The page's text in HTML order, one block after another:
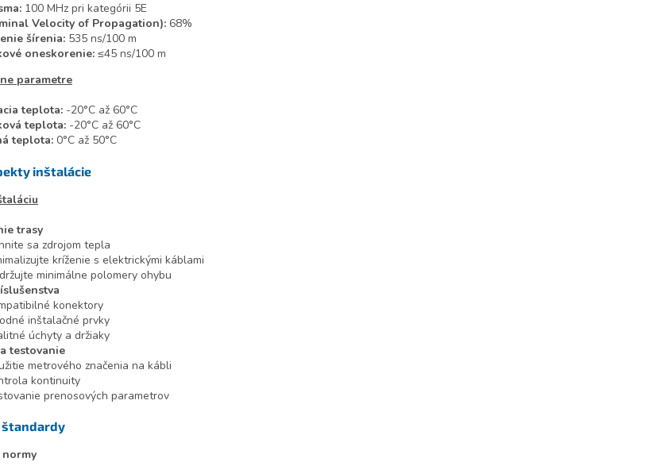
100 MHz pri kategórii 5E
Velocity of Propagation): 68%
šírenia: 535 ns/100 m
oneskorenie: ≤45 ns/100 m
parametre
teplota: -20°C až 60°C
teplota: -20°C až 60°C
teplota: 0°C až 50°C
inštalácie
trasy
sa zdrojom tepla
kríženie s elektrickými káblami
minimálne polomery ohybu
konektory
inštalačné prvky
úchyty a držiaky
testovanie
metrového značenia na kábli
kontinuity
prenosových parametrov
štandardy